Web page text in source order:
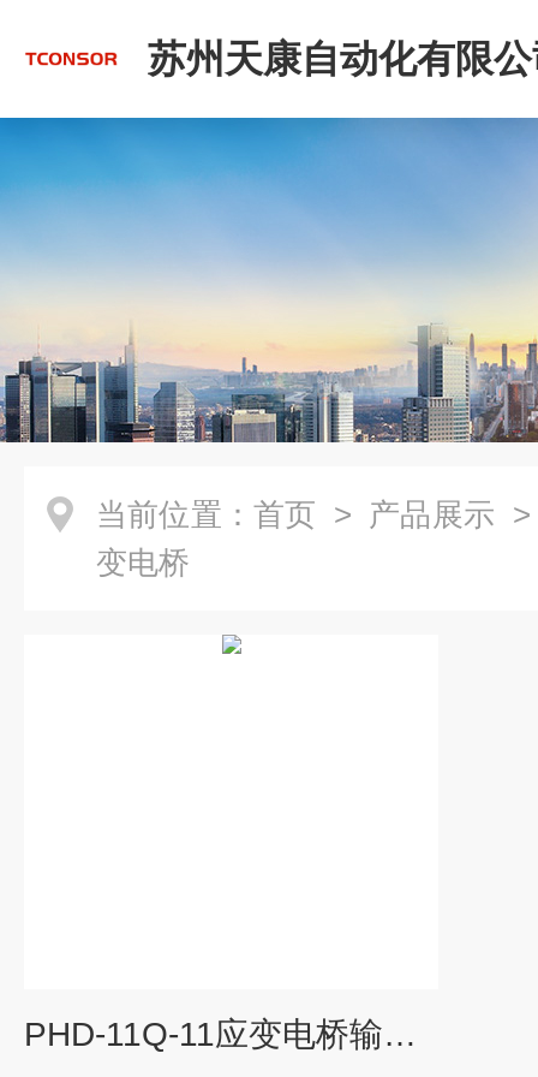
苏州天康自动化有限
当前位置： 首页 > 产品展示
变电桥
PHD-11Q-11应变电桥输入毫伏信号1:1输出隔离安全栅